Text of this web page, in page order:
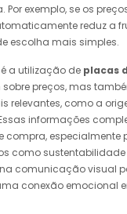
Por exemplo, se os
reduz a
escolha mais simples.
a utilização de placas
preços, mas
relevantes, como a
informações
compra, especialmente
como
comunicação visual
conexão emocional